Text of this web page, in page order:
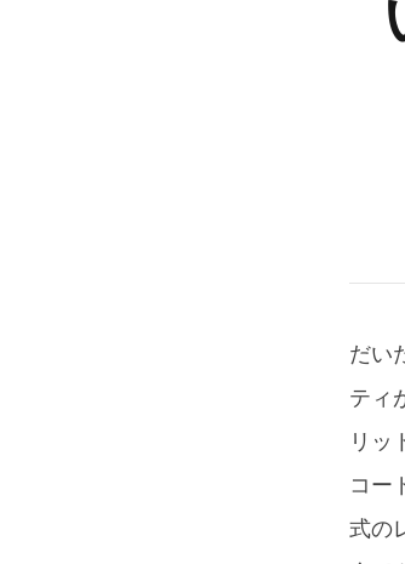
だい
ティ
リッ
コー
式の